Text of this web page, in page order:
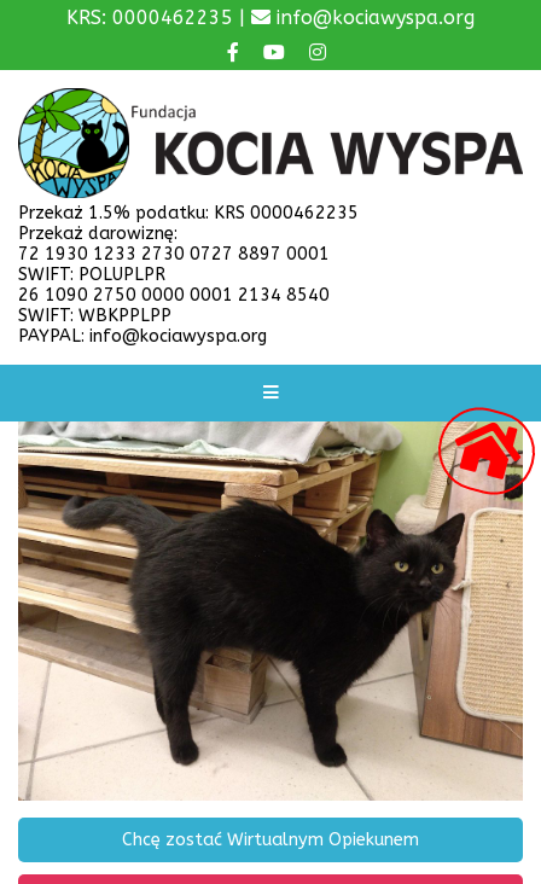
KRS: 0000462235 | info@kociawyspa.org
Przekaż 1.5% podatku: KRS 0000462235
Przekaż darowiznę:
72 1930 1233 2730 0727 8897 0001
SWIFT: POLUPLPR
26 1090 2750 0000 0001 2134 8540
SWIFT: WBKPPLPP
PAYPAL: info@kociawyspa.org
Chcę zostać Wirtualnym Opiekunem